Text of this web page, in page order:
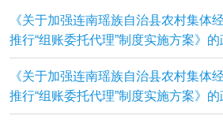
《关于加强连南瑶族自治县农村集体
推行“组账委托代理”制度实施方案》
《关于加强连南瑶族自治县农村集体
推行“组账委托代理”制度实施方案》的